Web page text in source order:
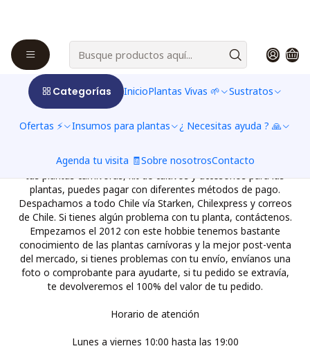
Categorías InicioPlantas Vivas 🌱 Sustratos
Ofertas ⚡ Insumos para plantas ¿ Necesitas ayuda ? 🙏
Agenda tu visita 🧾Sobre nosotrosContacto
Bienvenido a nuestra tienda Online, donde puedes encontrar
tus plantas carnívoras, kit de cultivos y accesorios para las
plantas, puedes pagar con diferentes métodos de pago.
Despachamos a todo Chile vía Starken, Chilexpress y correos
de Chile. Si tienes algún problema con tu planta, contáctenos.
Empezamos el 2012 con este hobbie tenemos bastante
conocimiento de las plantas carnívoras y la mejor post-venta
del mercado, si tienes problemas con tu envío, envíanos una
foto o comprobante para ayudarte, si tu pedido se extravía,
te devolveremos el 100% del valor de tu pedido.
Horario de atención
Lunes a viernes 10:00 hasta las 19:00